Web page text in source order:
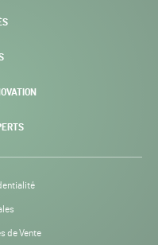
de Vente